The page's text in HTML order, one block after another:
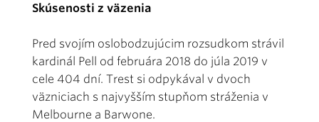
Skúsenosti z väzenia
Pred svojím oslobodzujúcim rozsudkom strávil
kardinál Pell od februára 2018 do júla 2019 v
cele 404 dní. Trest si odpykával v dvoch
väzniciach s najvyšším stupňom stráženia v
Melbourne a Barwone.